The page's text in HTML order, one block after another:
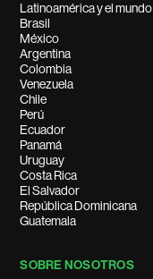
Latinoamérica y el mundo
Brasil
México
Argentina
Colombia
Venezuela
Chile
Perú
Ecuador
Panamá
Uruguay
Costa Rica
El Salvador
República Dominicana
Guatemala
SOBRE NOSOTROS